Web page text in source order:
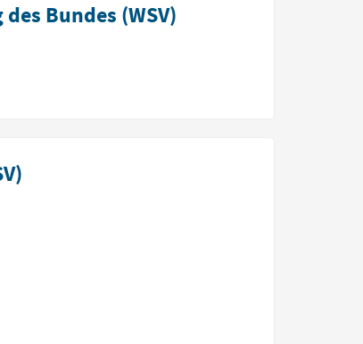
Bundes (WSV)